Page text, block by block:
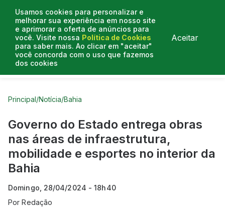
Usamos cookies para personalizar e
melhorar sua experiência em nosso site
e aprimorar a oferta de anúncios para
você. Visite nossa Política de Cookies
para saber mais. Ao clicar em "aceitar"
você concorda com o uso que fazemos
dos cookies
Aceitar
Curtas do Poder
Principal/Notícia/Bahia
Governo do Estado entrega obras
nas áreas de infraestrutura,
mobilidade e esportes no interior da
Bahia
Domingo, 28/04/2024 - 18h40
PorRedação